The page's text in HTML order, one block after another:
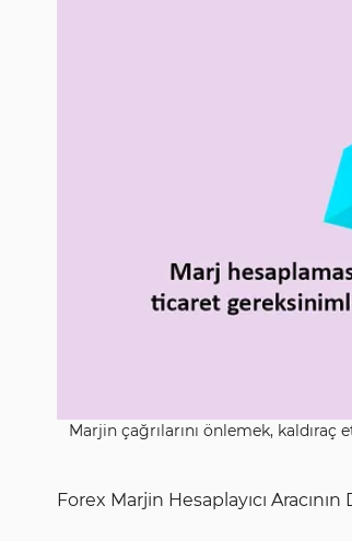
Marjin çağrılarını önlemek,
Forex Marjin Hesaplayıcı